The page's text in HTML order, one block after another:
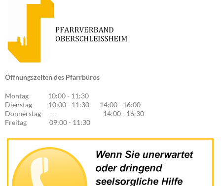
Öffnungszeiten des Pfarrbüros
Montag 10:00 - 11:30
Dienstag 10:00 - 11:30 14:00 - 16:00
Donnerstag --- 14:00 - 16:30
Freitag 09:00 - 11:30